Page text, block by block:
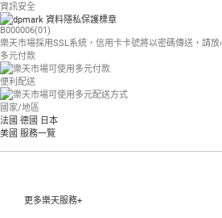
資訊安全
B000006(01)
樂天市場採用SSL系統，信用卡卡號將以密碼傳送，請放
多元付款
便利配送
國家/地區
法國 德國 日本
美國 服務一覽
更多樂天服務+